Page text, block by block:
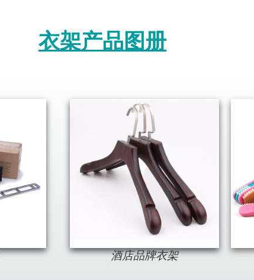
衣架产品图册
酒店品牌衣架